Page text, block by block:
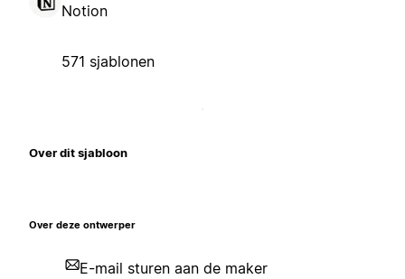
Notion
571 sjablonen
Over dit sjabloon
Over deze ontwerper
E-mail sturen aan de maker